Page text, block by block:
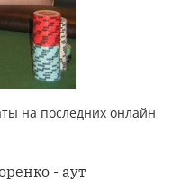
на последних онлайн
- аут